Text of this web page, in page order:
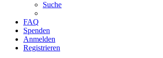
Suche
FAQ
Spenden
Anmelden
Registrieren